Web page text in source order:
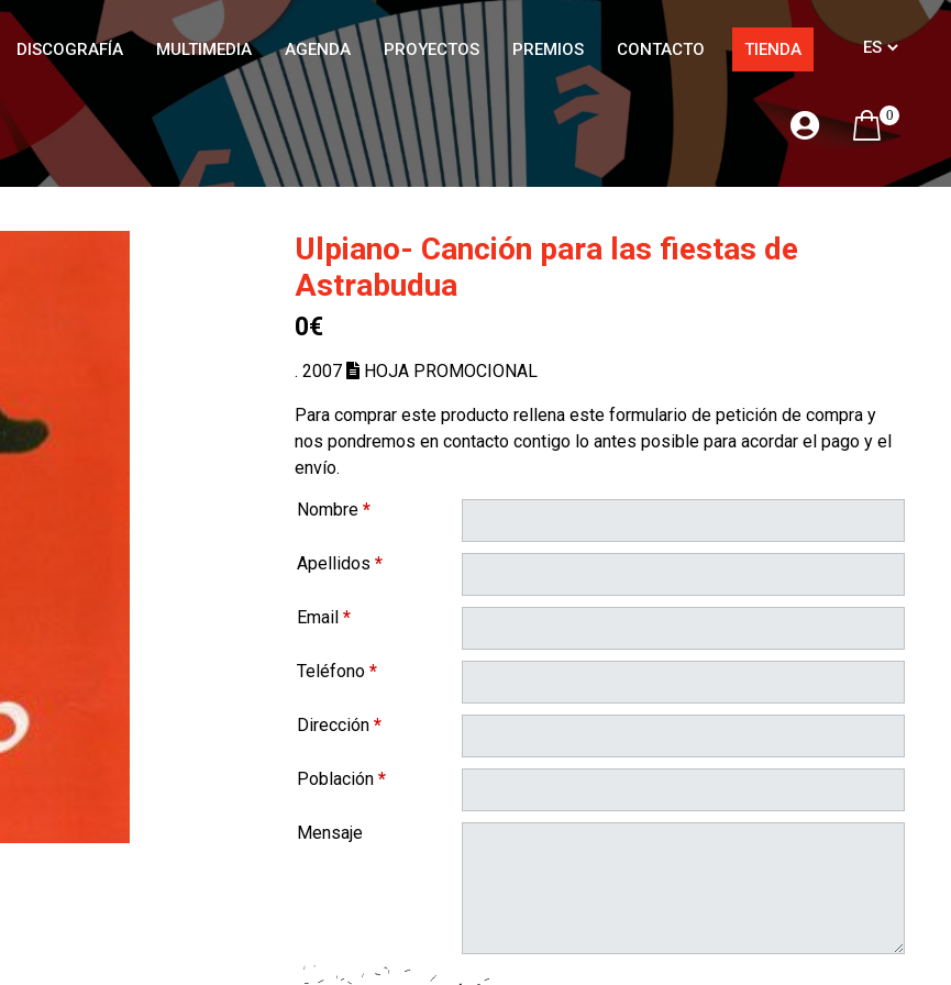
DISCOGRAFÍA MULTIMEDIA AGENDA PROYECTOS PREMIOS CONTACTO TIENDA
0
Ulpiano- Canción para las fiestas de
Astrabudua
0€
. 2007 HOJA PROMOCIONAL
Para comprar este producto rellena este formulario de petición de compra y
nos pondremos en contacto contigo lo antes posible para acordar el pago y el
envío.
Nombre *
Apellidos *
Email *
Teléfono *
Dirección *
Población *
Mensaje